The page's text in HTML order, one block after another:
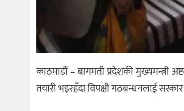
काठमाडौँ – बागमती प्रदेशकी मुख्यमन्त्री
तयारी भइरहँदा विपक्षी गठबन्धनलाई सरकार